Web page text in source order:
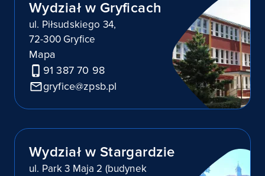
Wydział w Gryficach
ul. Piłsudskiego 34,
72-300 Gryfice
Mapa
91 387 70 98
gryfice@zpsb.pl
Wydział w Stargardzie
ul. Park 3 Maja 2 (budynek